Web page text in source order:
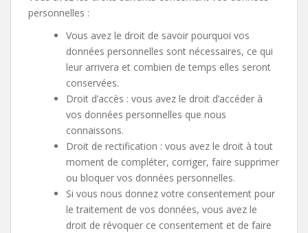
personnelles :
Vous avez le droit de savoir pourquoi vos
données personnelles sont nécessaires, ce qui
leur arrivera et combien de temps elles seront
conservées.
Droit d’accès : vous avez le droit d’accéder à
vos données personnelles que nous
connaissons.
Droit de rectification : vous avez le droit à tout
moment de compléter, corriger, faire supprimer
ou bloquer vos données personnelles.
Si vous nous donnez votre consentement pour
le traitement de vos données, vous avez le
droit de révoquer ce consentement et de faire